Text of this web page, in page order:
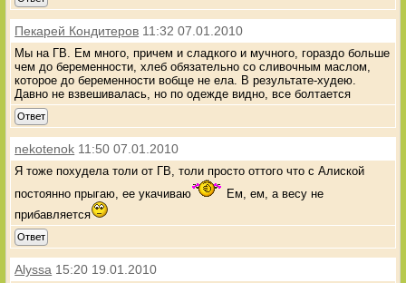
Пекарей Кондитеров 11:32 07.01.2010
Мы на ГВ. Ем много, причем и сладкого и мучного, гораздо больше
чем до беременности, хлеб обязательно со сливочным маслом,
которое до беременности вобще не ела. В результате-худею.
Давно не взвешивалась, но по одежде видно, все болтается
Ответ
nekotenok 11:50 07.01.2010
Я тоже похудела толи от ГВ, толи просто оттого что с Алиской
постоянно прыгаю, ее укачиваю
Ем, ем, а весу не
прибавляется
Ответ
Alyssa 15:20 19.01.2010